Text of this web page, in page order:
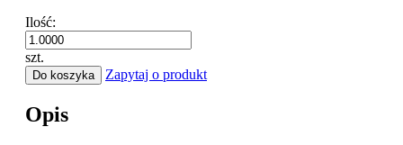
Ilość:
szt.
Do koszyka Zapytaj o produkt
Opis